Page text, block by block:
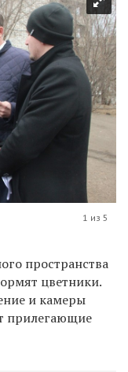
1 из 5
пространства
цветники.
и камеры
прилегающие